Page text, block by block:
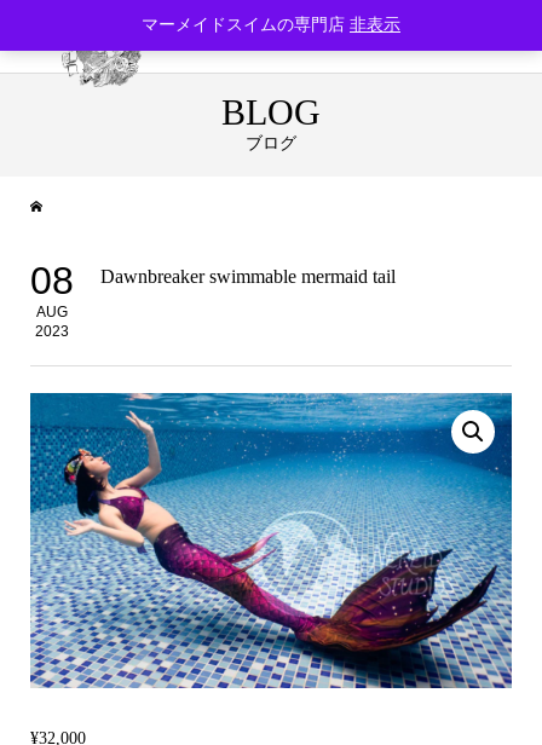
BLOG
ブログ
08
AUG
2023
Dawnbreaker swimmable mermaid tail
¥32,000
マーメイドスイムの専門店 非表示